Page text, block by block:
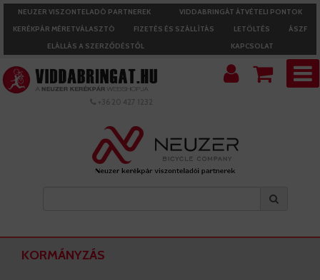
NEUZER VISZONTELADÓ PARTNEREK
VIDDABRINGÁT ÁTVÉTELI PONTOK
KERÉKPÁR MÉRETVÁLASZTÓ
FIZETÉS ÉS SZÁLLÍTÁS LETÖLTÉS
ÁSZF
ELÁLLÁS A SZERZŐDÉSTŐL
KAPCSOLAT
+36 20 427 1232
KORMÁNYZÁS